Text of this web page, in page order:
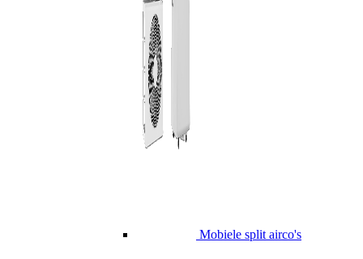
Mobiele split airco's